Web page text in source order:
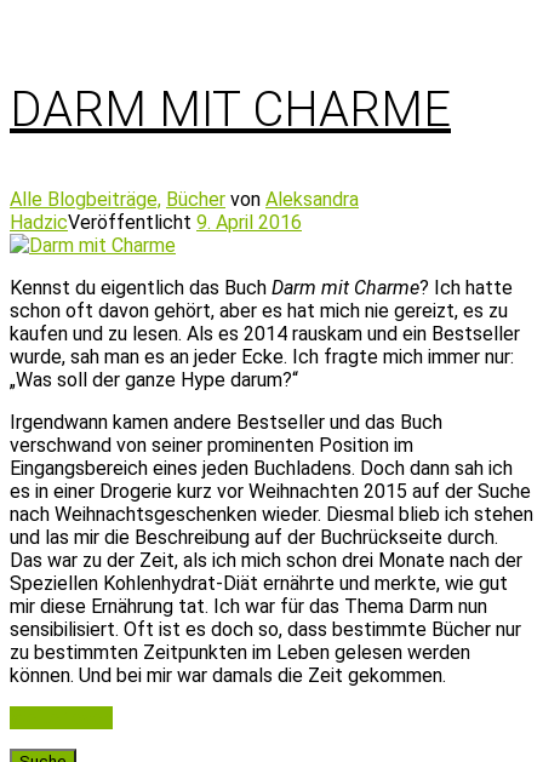
DARM MIT CHARME
Alle Blogbeiträge, Bücher von Aleksandra
HadzicVeröffentlicht 9. April 2016
Kennst du eigentlich das Buch Darm mit Charme? Ich hatte
schon oft davon gehört, aber es hat mich nie gereizt, es zu
kaufen und zu lesen. Als es 2014 rauskam und ein Bestseller
wurde, sah man es an jeder Ecke. Ich fragte mich immer nur:
„Was soll der ganze Hype darum?“
Irgendwann kamen andere Bestseller und das Buch
verschwand von seiner prominenten Position im
Eingangsbereich eines jeden Buchladens. Doch dann sah ich
es in einer Drogerie kurz vor Weihnachten 2015 auf der Suche
nach Weihnachtsgeschenken wieder. Diesmal blieb ich stehen
und las mir die Beschreibung auf der Buchrückseite durch.
Das war zu der Zeit, als ich mich schon drei Monate nach der
Speziellen Kohlenhydrat-Diät ernährte und merkte, wie gut
mir diese Ernährung tat. Ich war für das Thema Darm nun
sensibilisiert. Oft ist es doch so, dass bestimmte Bücher nur
zu bestimmten Zeitpunkten im Leben gelesen werden
können. Und bei mir war damals die Zeit gekommen.